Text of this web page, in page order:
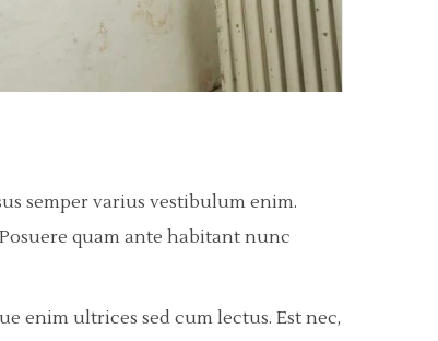
semper varius vestibulum enim.
quam ante habitant nunc
enim ultrices sed cum lectus. Est nec,